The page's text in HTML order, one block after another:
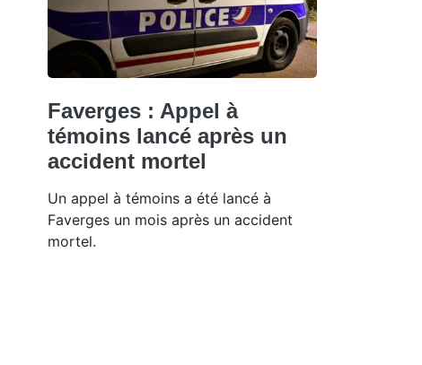
Faverges : Appel à
témoins lancé après un
accident mortel
Un appel à témoins a été lancé à
Faverges un mois après un accident
mortel.